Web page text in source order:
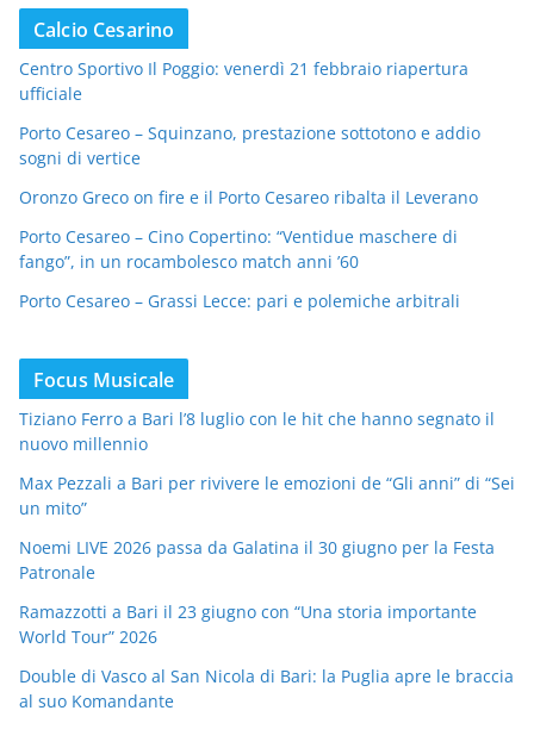
Calcio Cesarino
Centro Sportivo Il Poggio: venerdì 21 febbraio riapertura
ufficiale
Porto Cesareo – Squinzano, prestazione sottotono e addio
sogni di vertice
Oronzo Greco on fire e il Porto Cesareo ribalta il Leverano
Porto Cesareo – Cino Copertino: “Ventidue maschere di
fango”, in un rocambolesco match anni ’60
Porto Cesareo – Grassi Lecce: pari e polemiche arbitrali
Focus Musicale
Tiziano Ferro a Bari l’8 luglio con le hit che hanno segnato il
nuovo millennio
Max Pezzali a Bari per rivivere le emozioni de “Gli anni” di “Sei
un mito”
Noemi LIVE 2026 passa da Galatina il 30 giugno per la Festa
Patronale
Ramazzotti a Bari il 23 giugno con “Una storia importante
World Tour” 2026
Double di Vasco al San Nicola di Bari: la Puglia apre le braccia
al suo Komandante